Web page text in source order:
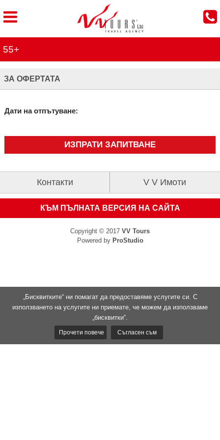
55+
ЗА ОФЕРТАТА
Дати на отпътуване:
ИЗПРАТИ ЗАПИТВАНЕ
Контакти V V Имоти
КЪМ ПЪЛНАТА ВЕРСИЯ НА САЙТА
Copyright © 2017 VV Tours
Powered by ProStudio
„Бисквитките“ ни помагат да предоставяме услугите си. С
използването на услугите ни приемате, че можем да използваме
„бисквитки“.
Прочети повече Съгласен съм